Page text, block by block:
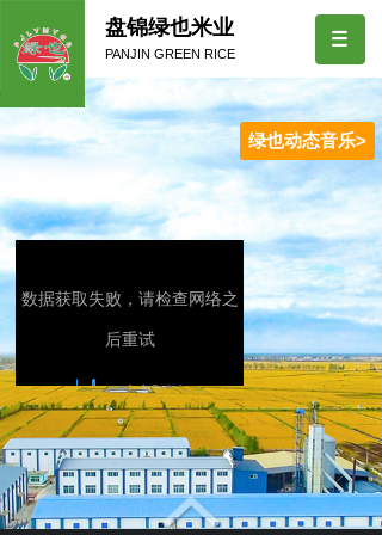
绿也动态音乐>
盘锦绿也米业
PANJIN GREEN RICE